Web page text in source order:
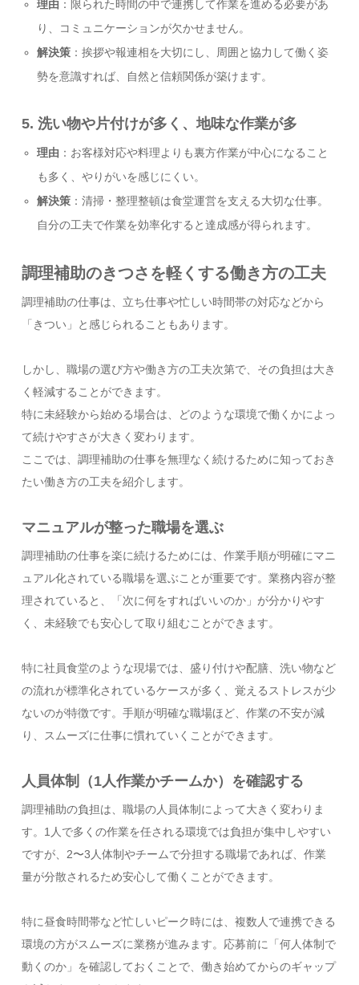
理由 ：限られた時間の中で連携して作業を進める必要があ
り、コミュニケーションが欠かせません。
解決策：挨拶や報連相を大切にし、周囲と協力して働く姿
勢を意識すれば、自然と信頼関係が築けます。
5.洗い物や片付けが多く、地味な作業が多
理由 ：お客様対応や料理よりも裏方作業が中心になること
も多く、やりがいを感じにくい。
解決策：清掃・整理整頓は食堂運営を支える大切な仕事。
自分の工夫で作業を効率化すると達成感が得られます。
調理補助のきつさを軽くする働き方の工夫
調理補助の仕事は、立ち仕事や忙しい時間帯の対応などから
「きつい」と感じられることもあります。
しかし、職場の選び方や働き方の工夫次第で、その負担は大き
く軽減することができます。
特に未経験から始める場合は、どのような環境で働くかによっ
て続けやすさが大きく変わります。
ここでは、調理補助の仕事を無理なく続けるために知っておき
たい働き方の工夫を紹介します。
マニュアルが整った職場を選ぶ
調理補助の仕事を楽に続けるためには、作業手順が明確にマニ
ュアル化されている職場を選ぶことが重要です。業務内容が整
理されていると、「次に何をすればいいのか」が分かりやす
く、未経験でも安心して取り組むことができます。
特に社員食堂のような現場では、盛り付けや配膳、洗い物など
の流れが標準化されているケースが多く、覚えるストレスが少
ないのが特徴です。手順が明確な職場ほど、作業の不安が減
り、スムーズに仕事に慣れていくことができます。
人員体制（1人作業かチームか）を確認する
調理補助の負担は、職場の人員体制によって大きく変わりま
す。1人で多くの作業を任される環境では負担が集中しやすい
ですが、2〜3人体制やチームで分担する職場であれば、作業
量が分散されるため安心して働くことができます。
特に昼食時間帯など忙しいピーク時には、複数人で連携できる
環境の方がスムーズに業務が進みます。応募前に「何人体制で
動くのか」を確認しておくことで、働き始めてからのギャップ